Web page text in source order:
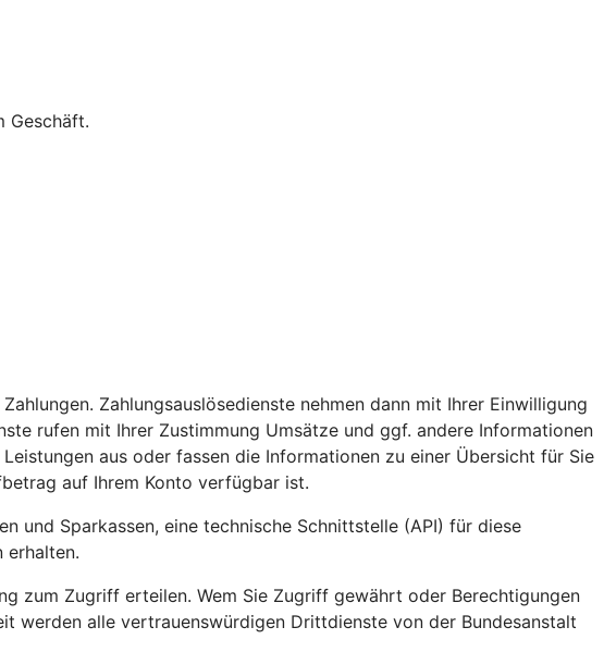
Geschäft.
Zahlungsauslösedienste nehmen dann mit Ihrer Einwilligung
rufen mit Ihrer Zustimmung Umsätze und ggf. andere Informationen
aus oder fassen die Informationen zu einer Übersicht für Sie
auf Ihrem Konto verfügbar ist.
und Sparkassen, eine technische Schnittstelle (API) für diese
erhalten.
zum Zugriff erteilen. Wem Sie Zugriff gewährt oder Berechtigungen
werden alle vertrauenswürdigen Drittdienste von der Bundesanstalt